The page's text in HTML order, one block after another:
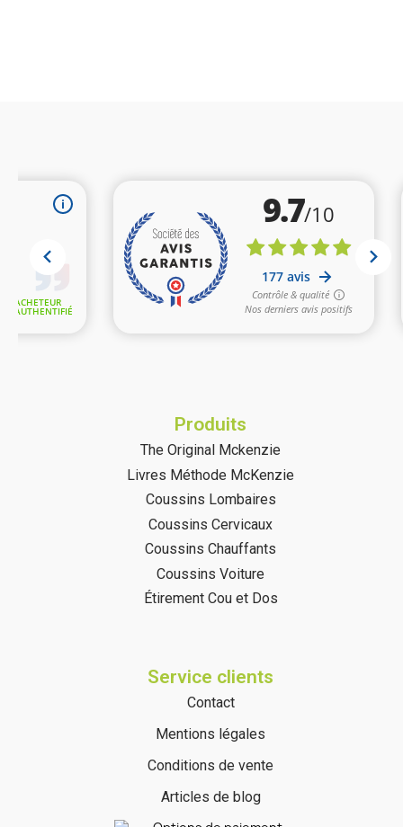
Produits
The Original Mckenzie
Livres Méthode McKenzie
Coussins Lombaires
Coussins Cervicaux
Coussins Chauffants
Coussins Voiture
Étirement Cou et Dos
Service clients
Contact
Mentions légales
Conditions de vente
Articles de blog